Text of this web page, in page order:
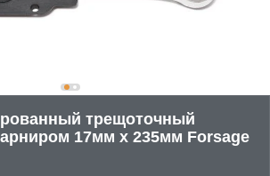
трещоточный
17мм х 235мм Forsage